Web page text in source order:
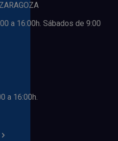
a 16:00h. Sábados de 9:00
a 16:00h.